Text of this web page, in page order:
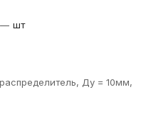
— шт
Ду = 10мм,